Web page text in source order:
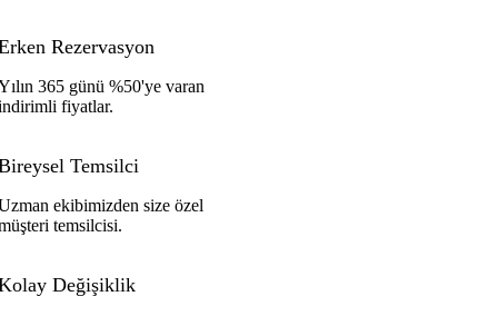
Rezervasyon
365 günü %50'ye varan
fiyatlar.
Temsilci
ekibimizden size özel
temsilcisi.
Değişiklik